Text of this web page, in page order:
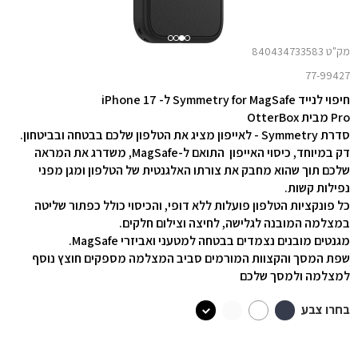
מק"ט 840434733583
77-99427
חיפוי לנייד Symmetry for MagSafe ל- iPhone 17
Pro מבית OtterBox
סדרת Symmetry - לאייפון מציג את הטלפון שלכם בבטחה ובביטחון.
דק במיוחד, כיסוי האייפון התואם ל-MagSafe, משדרג את המראה
שלכם תוך שהוא מחבק את צורתו האלגנטית של הטלפון ומגן מפני
נפילות קשות.
כל פונקציות הטלפון פועלות ללא דופי, והכיסוי כולל כפתור שליטה
במצלמה המובנה לגלישה, לחיצה וצילום חלקים.
מגנטים מובנים נצמדים בבטחה למטעני ואביזרי MagSafe.
שפת המסך והקצוות המורמים סביב המצלמה מספקים חוצץ נוסף
למצלמה ולמסך שלכם
בחרו צבע